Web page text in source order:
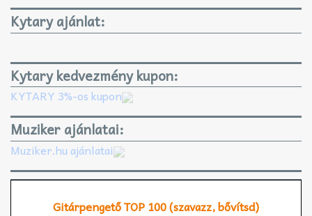
Kytary ajánlat:
Kytary kedvezmény kupon:
KYTARY 3%-os kupon
Muziker ajánlatai:
Muziker.hu ajánlatai
Gitárpengető TOP 100 (szavazz, bővítsd)